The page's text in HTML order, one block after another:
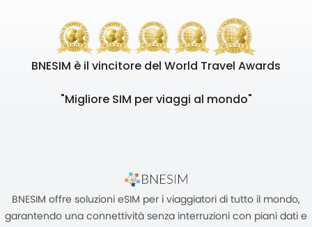
BNESIM è il vincitore del World Travel Awards
"Migliore SIM per viaggi al mondo"
BNESIM offre soluzioni eSIM per i viaggiatori di tutto il mondo,
garantendo una connettività senza interruzioni con piani dati e